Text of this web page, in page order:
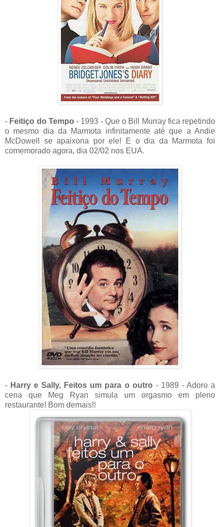
- Feitiço do Tempo - 1993 - Que o Bill Murray fica repetindo
o mesmo dia da Marmota infinitamente até que a Andie
McDowell se apaixona por ele! E o dia da Marmota foi
comemorado agora, dia 02/02 nos EUA.
- Harry e Sally, Feitos um para o outro - 1989 - Adoro a
cena que Meg Ryan simula um orgasmo em pleno
restaurante! Bom demais!!